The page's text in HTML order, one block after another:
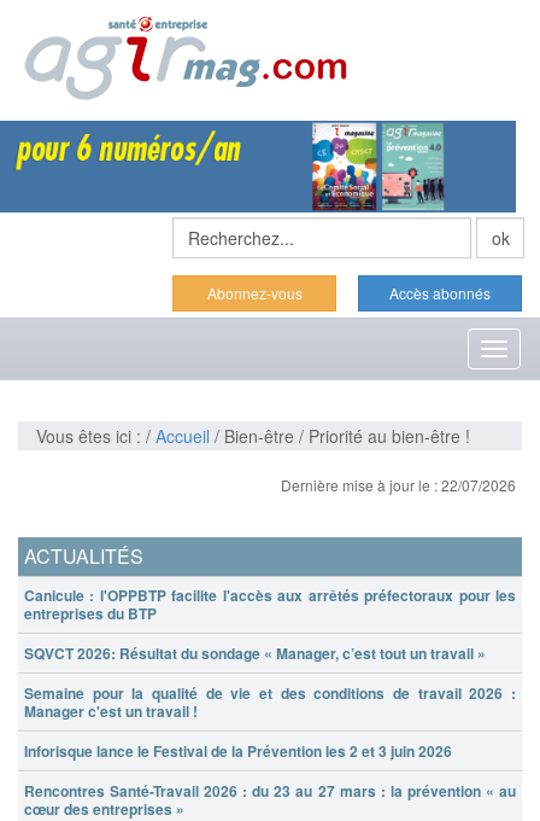
Abonnez-vous Accès abonnés
Vous êtes ici : / Accueil / Bien-être / Priorité au bien-être !
Dernière mise à jour le : 22/07/2026
ACTUALITÉS
Canicule : l'OPPBTP facilite l'accès aux arrêtés préfectoraux pour les
entreprises du BTP
SQVCT 2026: Résultat du sondage « Manager, c’est tout un travail »
Semaine pour la qualité de vie et des conditions de travail 2026 :
Manager c'est un travail !
Inforisque lance le Festival de la Prévention les 2 et 3 juin 2026
Rencontres Santé-Travail 2026 : du 23 au 27 mars : la prévention « au
cœur des entreprises »